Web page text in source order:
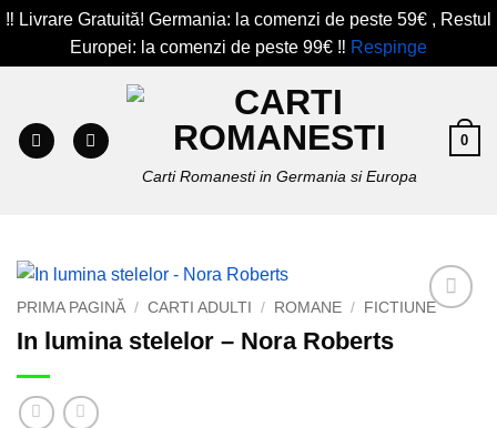
‼️ Livrare Gratuită! Germania: la comenzi de peste 59€ , Restul
Europei: la comenzi de peste 99€ ‼️ Respinge
content
Carti Romanesti in Germania si Europa
0
PRIMA PAGINĂ / CARTI ADULTI / ROMANE / FICTIUNE
In lumina stelelor – Nora Roberts